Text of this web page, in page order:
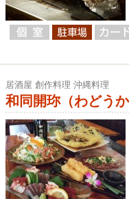
居酒屋 創作料理 沖縄料理
和同開珎（わどうか